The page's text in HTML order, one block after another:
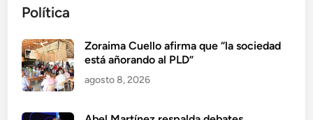
Política
Zoraima Cuello afirma que “la sociedad
está añorando al PLD”
agosto 8, 2026